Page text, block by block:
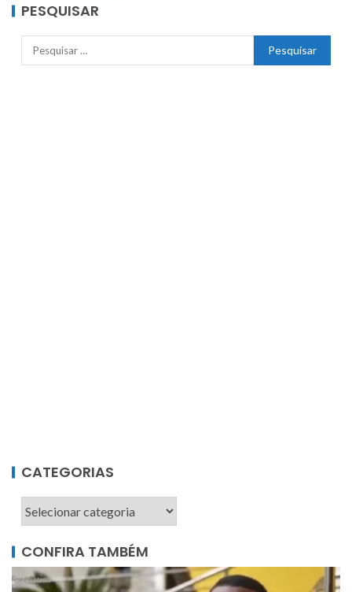
PESQUISAR
CATEGORIAS
CONFIRA TAMBÉM